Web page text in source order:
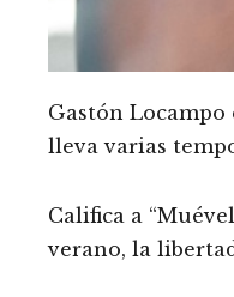
Gastón
lleva varias
Califica a
verano, la